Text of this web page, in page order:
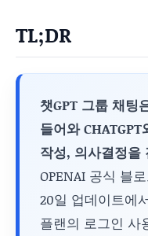
TL;DR
챗GPT 그룹 채팅
들어와
작성, 의사결정을
OPENAI 공식 블
20일 업데이트에
플랜의 로그인 사